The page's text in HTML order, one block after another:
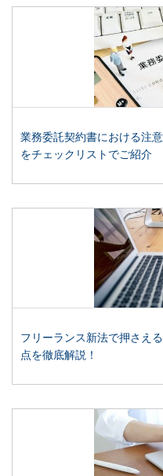
業務委託契約書における注
をチェックリストでご紹介
フリーランス新法で押さえ
点を徹底解説！